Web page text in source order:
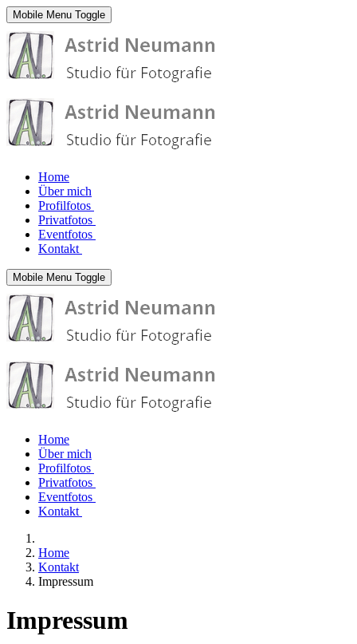
Mobile Menu Toggle
Home
Über mich
Profilfotos
Privatfotos
Eventfotos
Kontakt
Mobile Menu Toggle
Home
Über mich
Profilfotos
Privatfotos
Eventfotos
Kontakt
Home
Kontakt
Impressum
Impressum